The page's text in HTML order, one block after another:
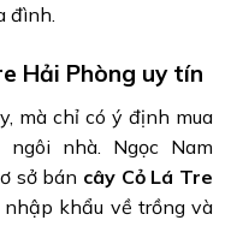
đình.
Hải Phòng uy tín
mà chỉ có ý định mua
nhà. Ngọc Nam
sở bán cây Cỏ Lá Tre
khẩu về trồng và